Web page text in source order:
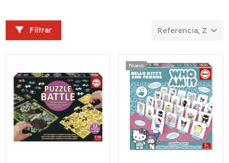
Filtrar Referencia, Z a A
Nuevo